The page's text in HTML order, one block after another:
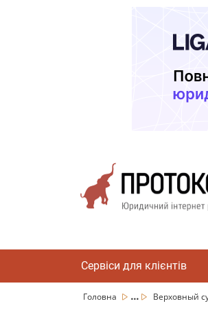
Сервіси для клієнтів
Головна ... Верховный